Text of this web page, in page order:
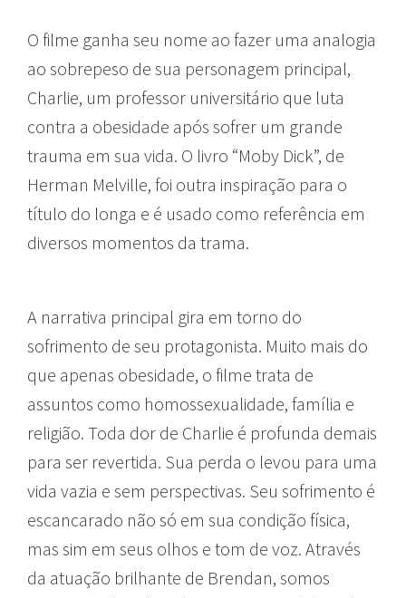
O filme ganha seu nome ao fazer uma analogia
ao sobrepeso de sua personagem principal,
Charlie, um professor universitário que luta
contra a obesidade após sofrer um grande
trauma em sua vida. O livro “Moby Dick”, de
Herman Melville, foi outra inspiração para o
título do longa e é usado como referência em
diversos momentos da trama.
A narrativa principal gira em torno do
sofrimento de seu protagonista. Muito mais do
que apenas obesidade, o filme trata de
assuntos como homossexualidade, família e
religião. Toda dor de Charlie é profunda demais
para ser revertida. Sua perda o levou para uma
vida vazia e sem perspectivas. Seu sofrimento é
escancarado não só em sua condição física,
mas sim em seus olhos e tom de voz. Através
da atuação brilhante de Brendan, somos